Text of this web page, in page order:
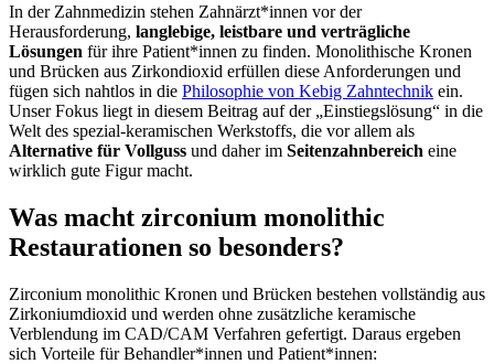
In der Zahnmedizin stehen Zahnärzt*innen vor der
Herausforderung, langlebige, leistbare und verträgliche
Lösungen für ihre Patient*innen zu finden. Monolithische Kronen
und Brücken aus Zirkondioxid erfüllen diese Anforderungen und
fügen sich nahtlos in die Philosophie von Kebig Zahntechnik ein.
Unser Fokus liegt in diesem Beitrag auf der „Einstiegslösung“ in die
Welt des spezial-keramischen Werkstoffs, die vor allem als
Alternative für Vollguss und daher im Seitenzahnbereich eine
wirklich gute Figur macht.
Was macht zirconium monolithic
Restaurationen so besonders?
Zirconium monolithic Kronen und Brücken bestehen vollständig aus
Zirkoniumdioxid und werden ohne zusätzliche keramische
Verblendung im CAD/CAM Verfahren gefertigt. Daraus ergeben
sich Vorteile für Behandler*innen und Patient*innen: